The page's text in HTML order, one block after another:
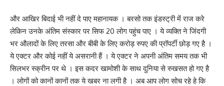
और आखिर बिदाई भी नहीं दे पाए महानायक । बरसो तक इंडस्ट्री में राज करे
लेकिन उनके अंतिम संस्कार पर सिफ 20 लोग पहुंच पाए । ये व्यक्ति ने जिंदगी
भर औलादों के लिए तरसा और बीबी के लिए करोड़ रुपए की प्रॉपर्टी छोड़ गए है ।
ये एक्टर और कोई नहीं ये असरानी हैं । ये एक्टर ने अपनी अंतिम समय तक भी
सिलभर स्क्रीन पर थे । इस कदर खामोशी के साथ दुनिया से रुखसत हो गए है
। लोगों को कानों कानों तक ये खबर ना लगी है । अब आप लोग सोच रहे हे कि